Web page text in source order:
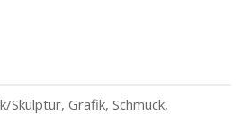
Grafik, Schmuck,